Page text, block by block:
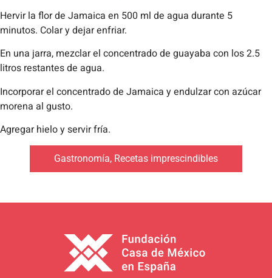
Hervir la flor de Jamaica en 500 ml de agua durante 5
minutos. Colar y dejar enfriar.
En una jarra, mezclar el concentrado de guayaba con los 2.5
litros restantes de agua.
Incorporar el concentrado de Jamaica y endulzar con azúcar
morena al gusto.
Agregar hielo y servir fría.
Gastronomía, Recetas imprescindibles